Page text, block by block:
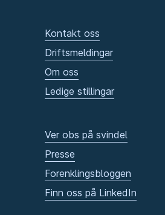
Kontakt oss
Driftsmeldingar
Om oss
Ledige stillingar
Ver obs på svindel
Presse
Forenklingsbloggen
Finn oss på LinkedIn